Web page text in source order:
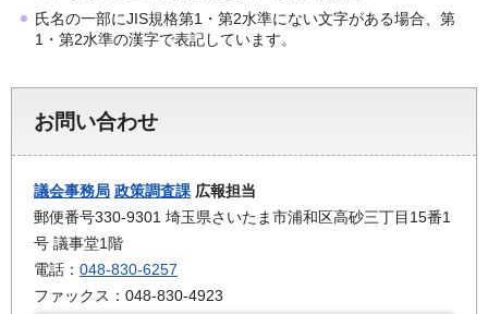
氏名の一部にJIS規格第1・第2水準にない文字がある場合、第
1・第2水準の漢字で表記しています。
お問い合わせ
議会事務局 政策調査課 広報担当
郵便番号330-9301 埼玉県さいたま市浦和区高砂三丁目15番1
号 議事堂1階
電話： 048-830-6257
ファックス：048-830-4923